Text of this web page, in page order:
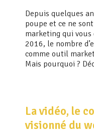
Depuis quelques
poupe et ce ne
marketing qui
2016, le nombre
comme outil
Mais pourquoi ?
La vidéo, le
visionné du